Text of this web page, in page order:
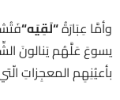
وأمَّا عِبَارَةُ“لَقِيَه“
يسوعَ عَلَّهُم يَنالونَ
بأعيُنِهِم المعجِزاتِ